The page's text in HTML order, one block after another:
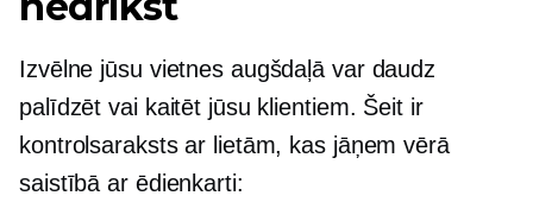
Izvēlne jūsu vietnes augšdaļā var daudz
palīdzēt vai kaitēt jūsu klientiem. Šeit ir
kontrolsaraksts ar lietām, kas jāņem vērā
saistībā ar ēdienkarti: